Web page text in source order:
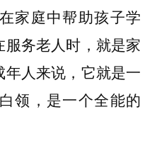
家庭中帮助孩子学
务老人时，就是家
人来说，它就是一
领，是一个全能的